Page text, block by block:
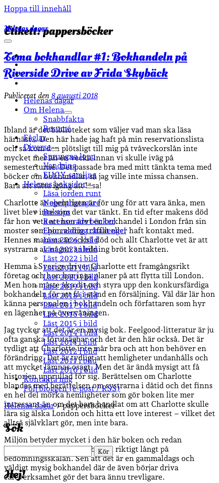
Hoppa till innehåll
Helenas dagar
öppna
primär
meny
facebook
instagram
email-
Helenas dagar
Om Helena
öppna
undermeny
Snabbfakta
Resumé
Fåglar
Diverse
öppna
undermeny
Sprungna lopp
Vandring
EUGY-samling
Helenas boksidor
öppna
undermeny
Läsa jorden runt
Nobelpristagare
Boktips
Recenserade böcker
Epic reading challenge!
Läst 2024 i bild
Läst 2023 i bild
Läst 2022 i bild
Läst 2021 i bild
Läst 2020 i bild
Läst 2019 i bild
Läst 2018 i bild
Läst 2017 i bild
Läst 2016 i bild
Läst 2015 i bild
Läst 2014 i bild
Läst 2013 i bild
Läst 2012 i bild
Läst 2011 i bild
Läst 2010 i bild
Kontakta mig
Följ bloggen (e-post / RSS)
Sidopanel
Helenas dagar>pappersböcker
Sök
Hej!
Etikett:pappersböcker
Tema bokhandlar #1: Bokhandeln på
Riverside Drive av Frida Skybäck
Publicerat den 8 augusti 2018
Ibland är det biblioteket som väljer vad man ska läsa
härnäst… Den här hade jag haft på min reservationslista
och så kom den plötsligt till mig på tvåveckorslån inte
mycket mer än en vecka innan vi skulle iväg på
semesterturné. Det passade bra med mitt tänkta tema med
böcker om bokhandlar, så jag ville inte missa chansen.
Bara att sätta igång att läsa!
Charlotte är egentligen är för ung för att vara änka, men
livet blev inte som det var tänkt. En tid efter makens död
får hon veta att hon ärvt en bokhandel i London från sin
moster som hon aldrig träffat eller haft kontakt med.
Hennes mamma är också död och allt Charlotte vet är att
systrarna av någon anledning bröt kontakten.
Hemma i Sverige driver Charlotte ett framgångsrikt
företag och hon har inga planer på att flytta till London.
Men hon måste åka dit och styra upp den konkursfärdiga
bokhandeln för att få i stånd en försäljning. Väl där lär hon
känna personalen i bokhandeln och författaren som hyr
en lägenhet på övervåningen.
Jag tycker att det är en mysig bok. Feelgood-litteratur är ju
ofta ganska förutsägbar och det är den här också. Det är
tydligt att Charlotte inte mår bra och att hon behöver en
förändring. Det är tydligt att hemligheter undanhålls och
att mycket lämnas osagt. Men det är ändå mysigt att få
historien upprullad för sig. Berättelsen om Charlotte
blandas med berättelsen om systrarna i dåtid och det finns
en hel del mörka hemligheter som gör boken lite mer
intressant än om det bara handlat om att Charlotte skulle
lära sig älska London och hitta ett love interest – vilket det
alltså självklart gör, men inte bara.
Miljön betyder mycket i den här boken och redan
bokhandelsgrejen tog ju boken riktigt långt på
bedömningsskalan. Sen att det är en gammaldags och
väldigt mysig bokhandel där de även börjar driva
caféverksamhet gör det bara ännu trevligare.